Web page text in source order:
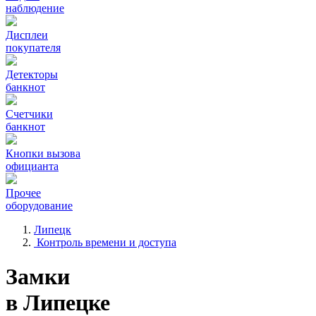
наблюдение
Дисплеи
покупателя
Детекторы
банкнот
Счетчики
банкнот
Кнопки вызова
официанта
Прочее
оборудование
Липецк
Контроль времени и доступа
Замки
в Липецке